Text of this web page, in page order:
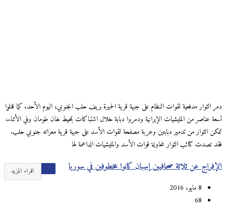
دمر الثوار مدفعية لقوات النظام على جبهة قرية الحميرة بريف حلب الجنوبي، اليوم الأحد، كما قتلوا
تسعة عناصر من المليشيات الإيرانية ودمروا دبابة خلال اشتباكات بمحيط خان طومان وفي الأثناء،
تمكن الثوار من تدمير دبابتين وعربة مصفحة لقوات الأسد على جبهة قرية معراته جنوبي حلب.
فقد تصدت كتائب الثوار لمحاولة قوات الأسد والمليشيات الداعمة لها
اقراء المزيد الإفراج عن ثلاثة صحافيين إسبان كانوا مخطوفين في سوريا
68